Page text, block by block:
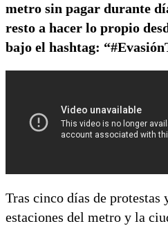
metro sin pagar durante
resto a hacer lo propio
bajo el hashtag:
Tras cinco días de protestas
estaciones del metro y la